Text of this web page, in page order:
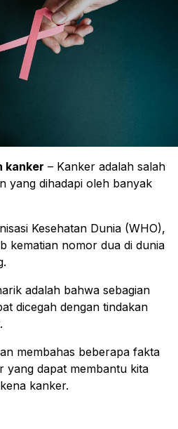
kanker – Kanker adalah salah
yang dihadapi oleh banyak
Kesehatan Dunia (WHO),
kematian nomor dua di dunia
adalah bahwa sebagian
dicegah dengan tindakan
membahas beberapa fakta
yang dapat membantu kita
kanker.